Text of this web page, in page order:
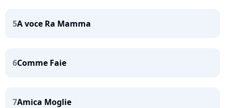
5A voce Ra Mamma
6Comme Faie
7Amica Moglie